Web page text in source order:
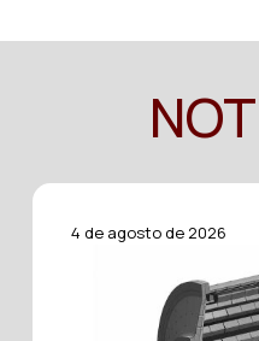
4 de agosto de 2026